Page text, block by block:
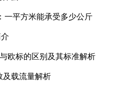
一平方米能承受多少公斤
欧标的区别及其标准解析
及载流量解析